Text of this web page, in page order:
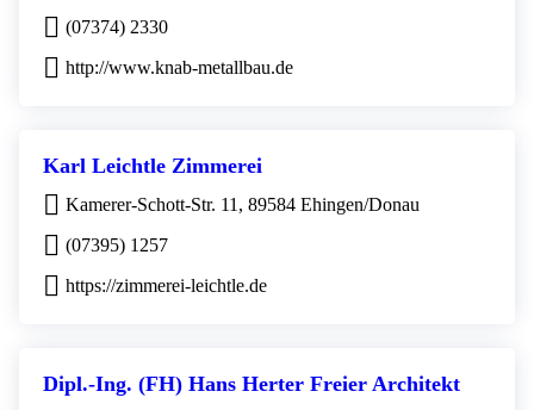
(07374) 2330
http://www.knab-metallbau.de
Karl Leichtle Zimmerei
Kamerer-Schott-Str. 11, 89584 Ehingen/Donau
(07395) 1257
https://zimmerei-leichtle.de
Dipl.-Ing. (FH) Hans Herter Freier Architekt